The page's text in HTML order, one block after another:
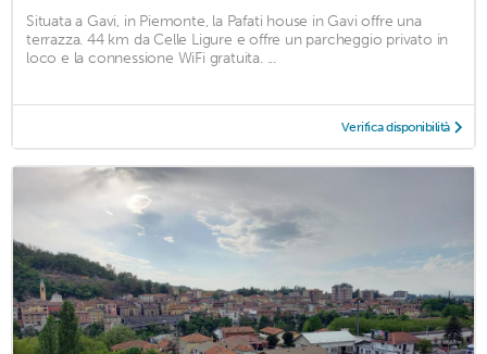
Situata a Gavi, in Piemonte, la Pafati house in Gavi offre una
terrazza. 44 km da Celle Ligure e offre un parcheggio privato in
loco e la connessione WiFi gratuita. ...
Verifica disponibilità